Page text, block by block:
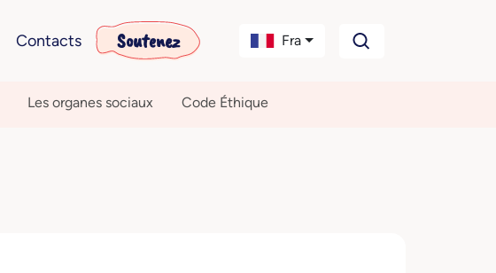
Contacts Soutenez Fra
Les organes sociaux Code Éthique